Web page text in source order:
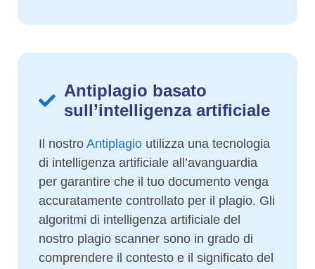
Antiplagio basato
sull’intelligenza artificiale
Il nostro Antiplagio utilizza una tecnologia
di intelligenza artificiale all’avanguardia
per garantire che il tuo documento venga
accuratamente controllato per il plagio. Gli
algoritmi di intelligenza artificiale del
nostro plagio scanner sono in grado di
comprendere il contesto e il significato del